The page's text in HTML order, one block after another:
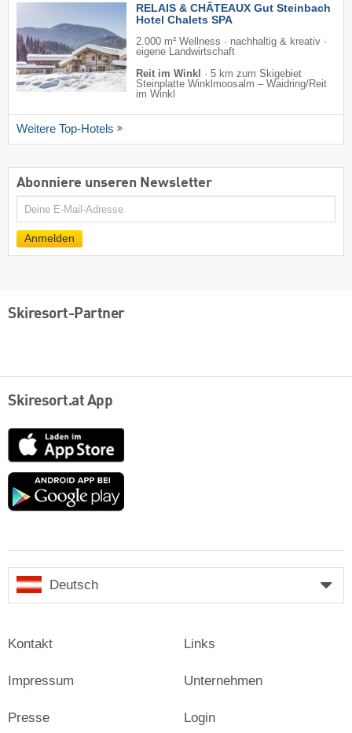
RELAIS & CHÂTEAUX Gut Steinbach
Hotel Chalets SPA
2.000 m² Wellness · nachhaltig & kreativ ·
eigene Landwirtschaft
Reit im Winkl
· 5 km zum Skigebiet
Steinplatte Winklmoosalm – Waidring/​Reit
im Winkl
Weitere Top-Hotels
Abonniere unseren Newsletter
E-
Mail
Anmelden
Skiresort-Partner
Skiresort.at App
App
Store
Google
Deutsch
Kontakt
Impressum
Presse
Links
Unternehmen
Login